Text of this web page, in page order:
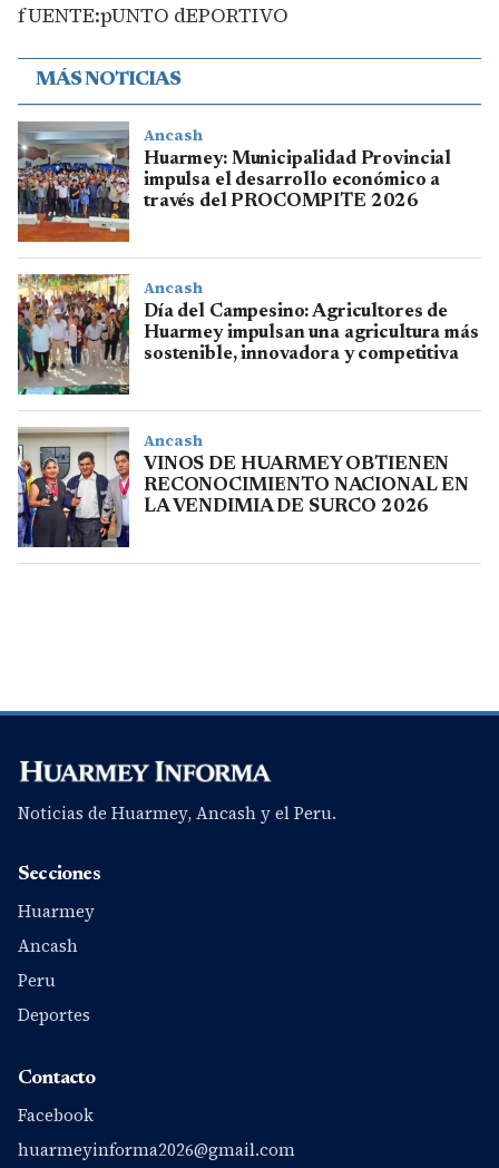
fUENTE:pUNTO dEPORTIVO
MÁS NOTICIAS
Ancash
Huarmey: Municipalidad Provincial
impulsa el desarrollo económico a
través del PROCOMPITE 2026
Ancash
Día del Campesino: Agricultores de
Huarmey impulsan una agricultura más
sostenible, innovadora y competitiva
Ancash
VINOS DE HUARMEY OBTIENEN
RECONOCIMIENTO NACIONAL EN
LA VENDIMIA DE SURCO 2026
Noticias de Huarmey, Ancash y el Peru.
Secciones
Huarmey
Ancash
Peru
Deportes
Contacto
Facebook
huarmeyinforma2026@gmail.com